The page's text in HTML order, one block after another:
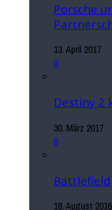
Porsche
13. April 2017
0
Destiny 2
30. März 2017
0
18. August 2016